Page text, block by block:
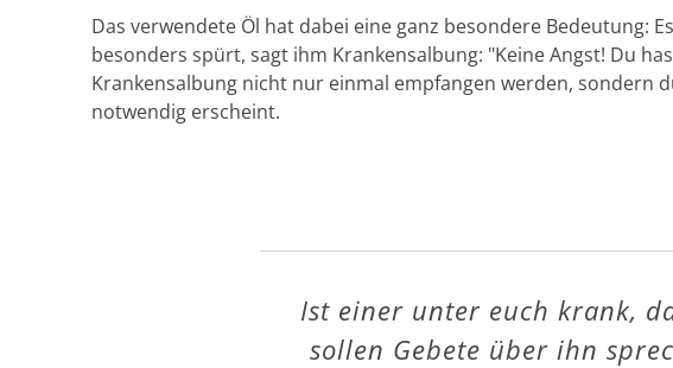
Das verwendete Öl hat dabei eine ganz besondere Bedeutung:
besonders spürt, sagt ihm Krankensalbung: "Keine Angst! Du
Krankensalbung nicht nur einmal empfangen werden, sondern
notwendig erscheint.
Ist einer unter euch krank,
sollen Gebete über ihn